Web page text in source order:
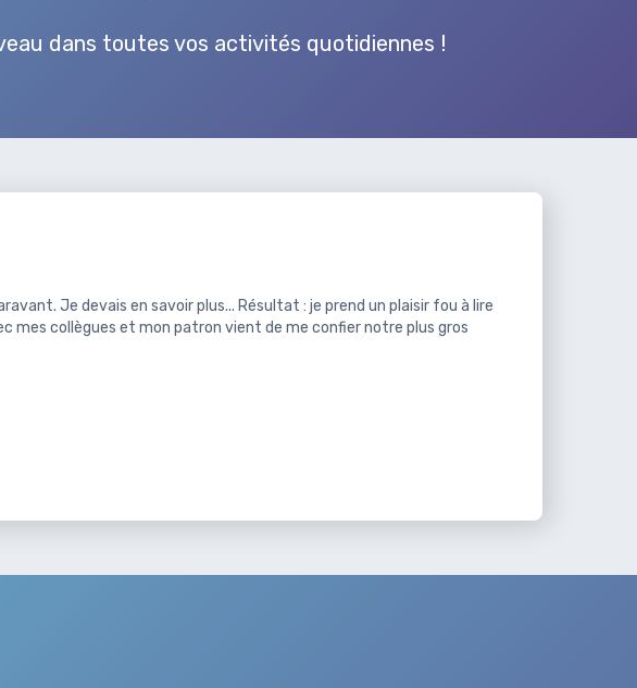
dans toutes vos activités quotidiennes !
Je devais en savoir plus... Résultat : je prend un plaisir fou à lire
mes collègues et mon patron vient de me confier notre plus gros